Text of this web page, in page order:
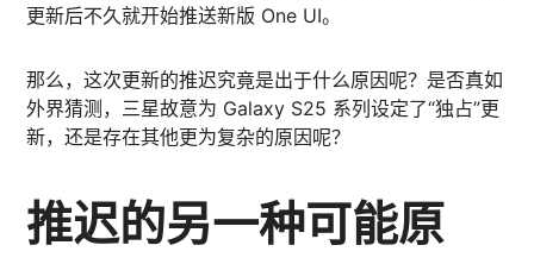
更新后不久就开始推送新版 One UI。
那么，这次更新的推迟究竟是出于什么原因呢？是否真如
外界猜测，三星故意为 Galaxy S25 系列设定了“独占”更
新，还是存在其他更为复杂的原因呢？
推迟的另一种可能原